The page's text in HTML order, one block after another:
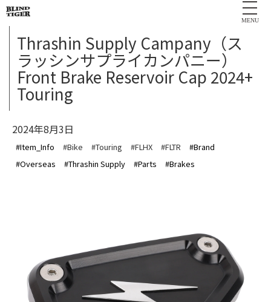
MENU
Thrashin Supply Campany（ス
ラッシンサプライカンパニー）
Front Brake Reservoir Cap 2024+
Touring
2024年8月3日
#Item_Info #Bike #Touring #FLHX #FLTR
#Brand
#Overseas
#Thrashin Supply #Parts #Brakes